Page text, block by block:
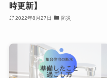
時更新】
2022年8月27日 防災